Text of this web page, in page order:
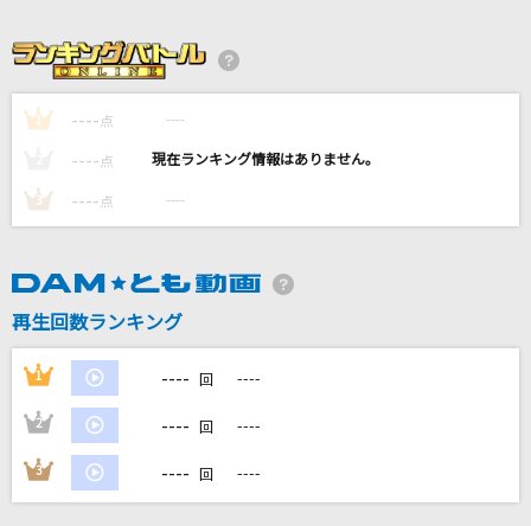
幽霊船戦(ビデオクリップバージョン)
宝鐘マリン
サカナクション
KANA-BOON
愛くださいませ
≠ME
[オリカラ]揺れる想い
ZARD
1 ---- 点 ----
---- 点 ----
3 ---- 点 ----
再生回数ランキング
1 ---- 回 ----
2 ---- 回 ----
3 ---- 回 ----